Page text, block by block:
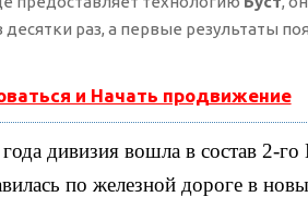
раз, а первые результаты
и Начать продвижение
дивизия вошла в состав 2-го
по железной дороге в